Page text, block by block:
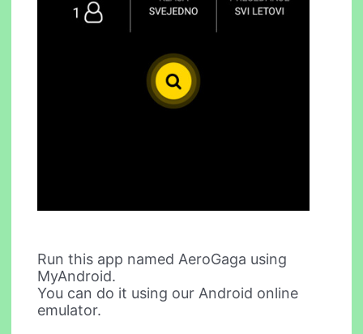
Run this app named AeroGaga using
MyAndroid.
You can do it using our Android online
emulator.